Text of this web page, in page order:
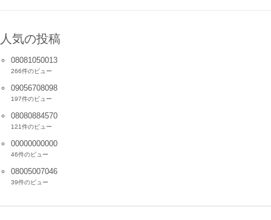
人気の投稿
08081050013
266件のビュー
09056708098
197件のビュー
08080884570
121件のビュー
00000000000
46件のビュー
08005007046
39件のビュー